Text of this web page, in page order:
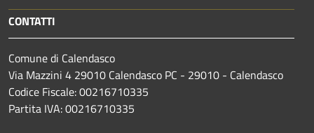
CONTATTI
Comune di Calendasco
Via Mazzini 4 29010 Calendasco PC - 29010 - Calendasco
Codice Fiscale: 00216710335
Partita IVA: 00216710335